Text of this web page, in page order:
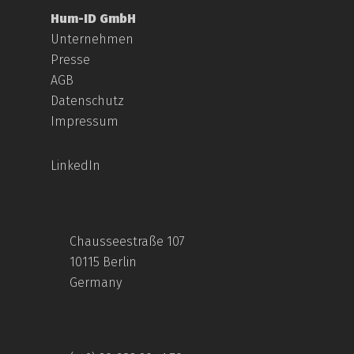
Hum-ID GmbH
Unternehmen
Presse
AGB
Datenschutz
Impressum
LinkedIn
Chausseestraße 107
10115 Berlin
Germany